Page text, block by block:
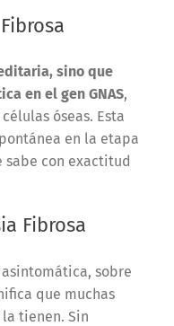
sino que
en el gen GNAS,
óseas. Esta
en la etapa
sabe con exactitud
Fibrosa
sobre
que muchas
tienen. Sin